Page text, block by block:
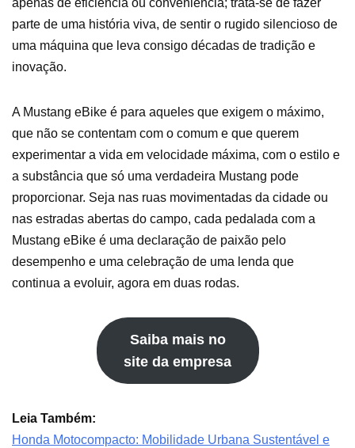
apenas de eficiência ou conveniência; trata-se de fazer
parte de uma história viva, de sentir o rugido silencioso de
uma máquina que leva consigo décadas de tradição e
inovação.
A Mustang eBike é para aqueles que exigem o máximo,
que não se contentam com o comum e que querem
experimentar a vida em velocidade máxima, com o estilo e
a substância que só uma verdadeira Mustang pode
proporcionar. Seja nas ruas movimentadas da cidade ou
nas estradas abertas do campo, cada pedalada com a
Mustang eBike é uma declaração de paixão pelo
desempenho e uma celebração de uma lenda que
continua a evoluir, agora em duas rodas.
Saiba mais no
site da empresa
Leia Também:
Honda Motocompacto: Mobilidade Urbana Sustentável e